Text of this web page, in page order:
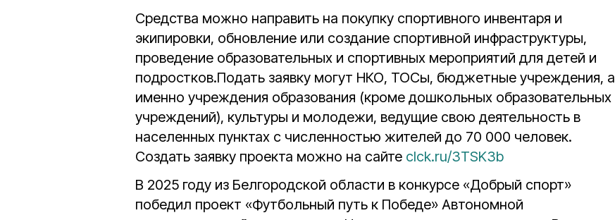
Средства можно направить на покупку спортивного инвентаря и
экипировки, обновление или создание спортивной инфраструктуры,
проведение образовательных и спортивных мероприятий для детей и
подростков.Подать заявку могут НКО, ТОСы, бюджетные учреждения, а
именно учреждения образования (кроме дошкольных образовательных
учреждений), культуры и молодежи, ведущие свою деятельность в
населенных пунктах с численностью жителей до 70 000 человек.
Создать заявку проекта можно на сайте clck.ru/3TSK3b
В 2025 году из Белгородской области в конкурсе «Добрый спорт»
победил проект «Футбольный путь к Победе» Автономной